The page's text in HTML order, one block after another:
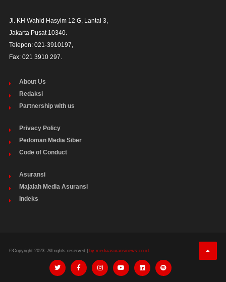
Jl. KH Wahid Hasyim 12 G, Lantai 3,
Jakarta Pusat 10340.
Telepon: 021-3910197,
Fax: 021 3910 297.
About Us
Redaksi
Partnership with us
Privacy Policy
Pedoman Media Siber
Code of Conduct
Asuransi
Majalah Media Asuransi
Indeks
©Copyright 2023. All rights reserved | by mediaasuransinews.co.id.